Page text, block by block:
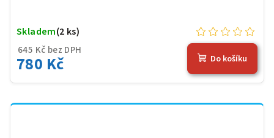
645 Kč bez DPH
780 Kč
Skladem(2 ks)
Do košíku